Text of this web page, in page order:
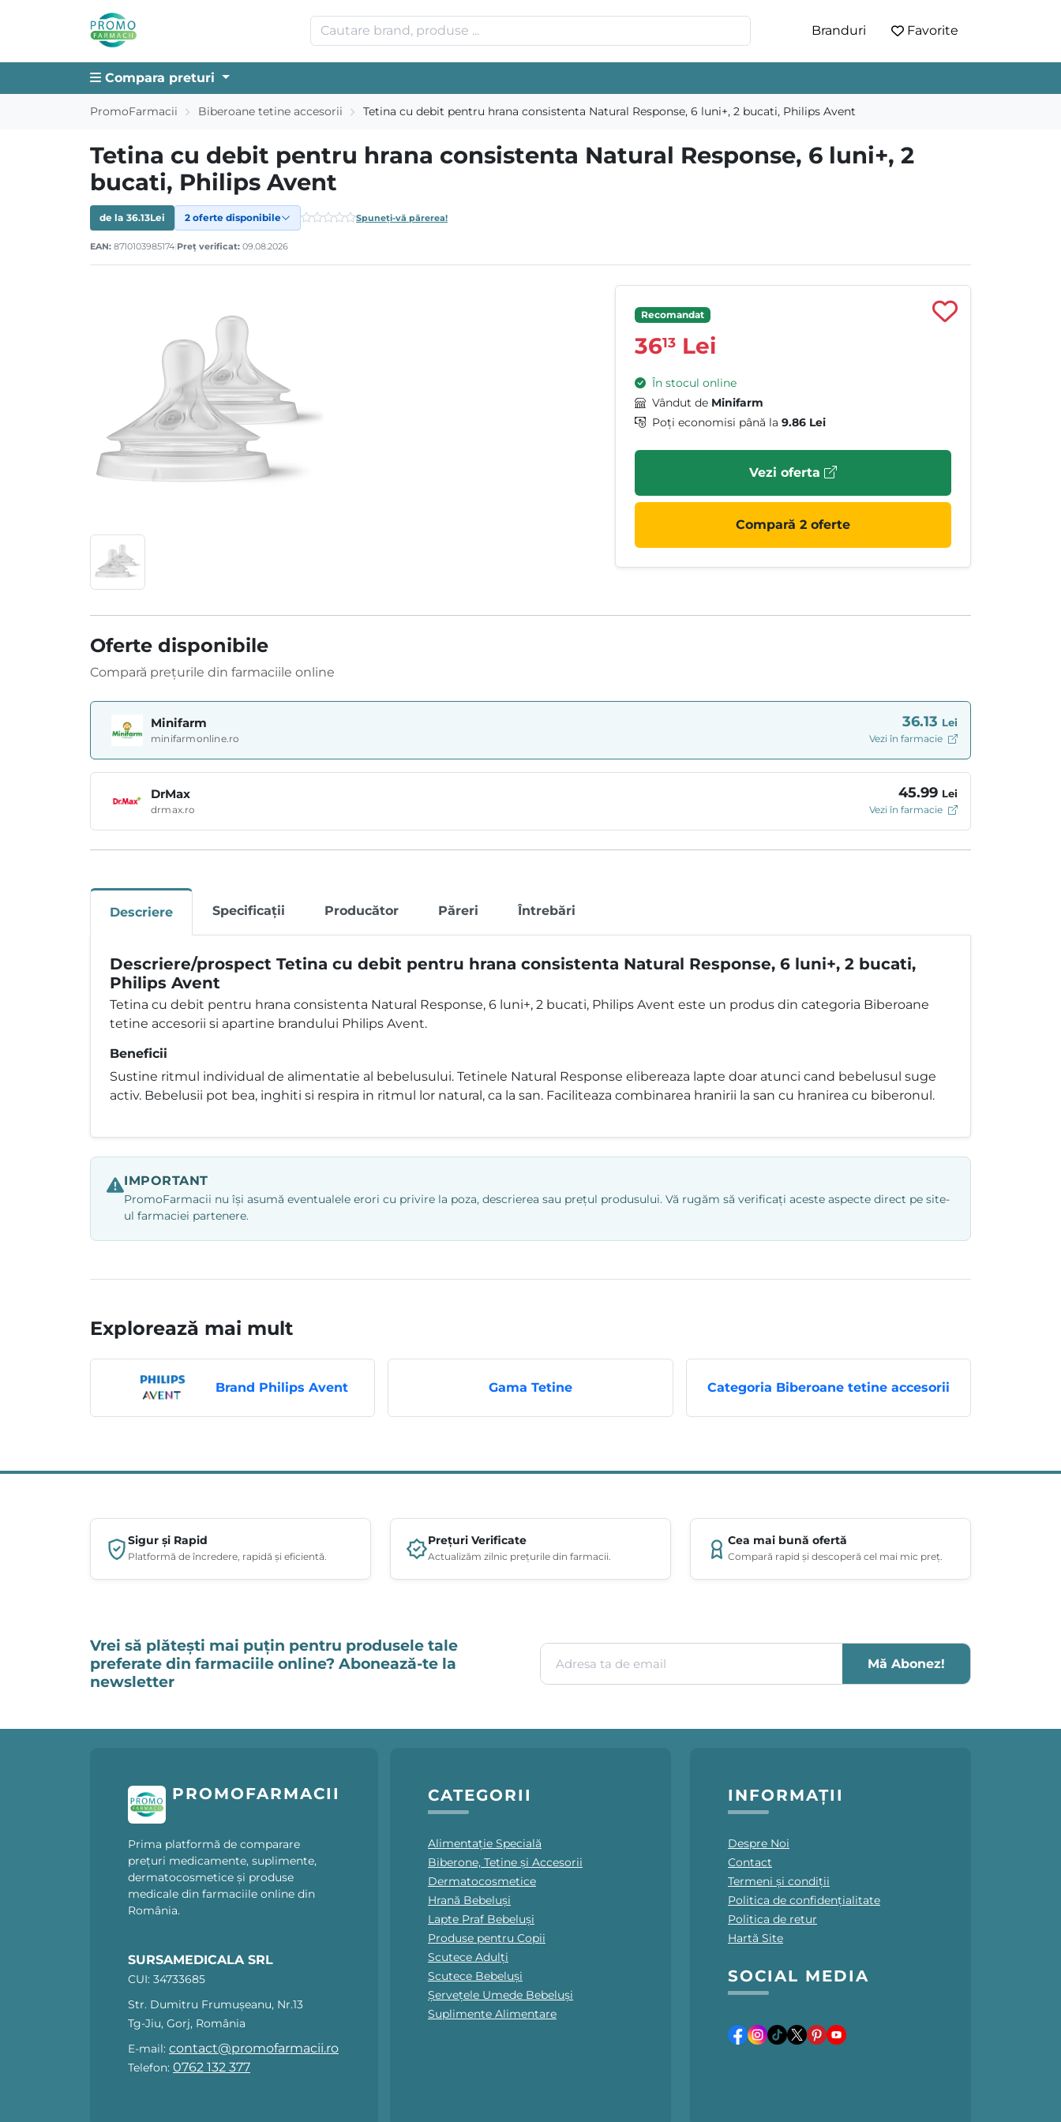
Branduri Favorite
Compara preturi
PromoFarmacii Biberoane tetine accesorii Tetina cu debit pentru hrana consistenta Natural Response, 6 luni+, 2 bucati, Philips Avent
Tetina cu debit pentru hrana consistenta Natural Response, 6 luni+, 2
bucati, Philips Avent
de la 36.13Lei 2 oferte disponibile Spuneți-vă părerea!
EAN: 8710103985174 Preț verificat: 09.08.2026
Recomandat
3613 Lei
În stocul online
Vândut de Minifarm
Poți economisi până la 9.86 Lei
Vezi oferta
Compară 2 oferte
Oferte disponibile
Compară prețurile din farmaciile online
Minifarm
minifarmonline.ro
36.13 Lei
Vezi în farmacie
DrMax
drmax.ro
45.99 Lei
Vezi în farmacie
Descriere Specificații Producător Păreri Întrebări
Descriere/prospect Tetina cu debit pentru hrana consistenta Natural Response, 6 luni+, 2 bucati,
Philips Avent
Tetina cu debit pentru hrana consistenta Natural Response, 6 luni+, 2 bucati, Philips Avent este un produs din categoria Biberoane
tetine accesorii si apartine brandului Philips Avent.
Beneficii
Sustine ritmul individual de alimentatie al bebelusului. Tetinele Natural Response elibereaza lapte doar atunci cand bebelusul suge
activ. Bebelusii pot bea, inghiti si respira in ritmul lor natural, ca la san. Faciliteaza combinarea hranirii la san cu hranirea cu biberonul.
IMPORTANT
PromoFarmacii nu își asumă eventualele erori cu privire la poza, descrierea sau prețul produsului. Vă rugăm să verificați aceste aspecte direct pe site-
ul farmaciei partenere.
Explorează mai mult
Brand Philips Avent Gama Tetine Categoria Biberoane tetine accesorii
Sigur și Rapid
Platformă de încredere, rapidă și eficientă.
Prețuri Verificate
Actualizăm zilnic prețurile din farmacii.
Cea mai bună ofertă
Compară rapid și descoperă cel mai mic preț.
Vrei să plătești mai puțin pentru produsele tale
preferate din farmaciile online? Abonează-te la
newsletter
Adresa ta de email
Mă Abonez!
PROMOFARMACII
Prima platformă de comparare
prețuri medicamente, suplimente,
dermatocosmetice și produse
medicale din farmaciile online din
România.
SURSAMEDICALA SRL
CUI: 34733685
Str. Dumitru Frumușeanu, Nr.13
Tg-Jiu, Gorj, România
E-mail: contact@promofarmacii.ro
Telefon: 0762 132 377
CATEGORII
Alimentație Specială
Biberone, Tetine și Accesorii
Dermatocosmetice
Hrană Bebeluși
Lapte Praf Bebeluși
Produse pentru Copii
Scutece Adulți
Scutece Bebeluși
Șervețele Umede Bebeluși
Suplimente Alimentare
INFORMAȚII
Despre Noi
Contact
Termeni și condiții
Politica de confidențialitate
Politica de retur
Hartă Site
SOCIAL MEDIA